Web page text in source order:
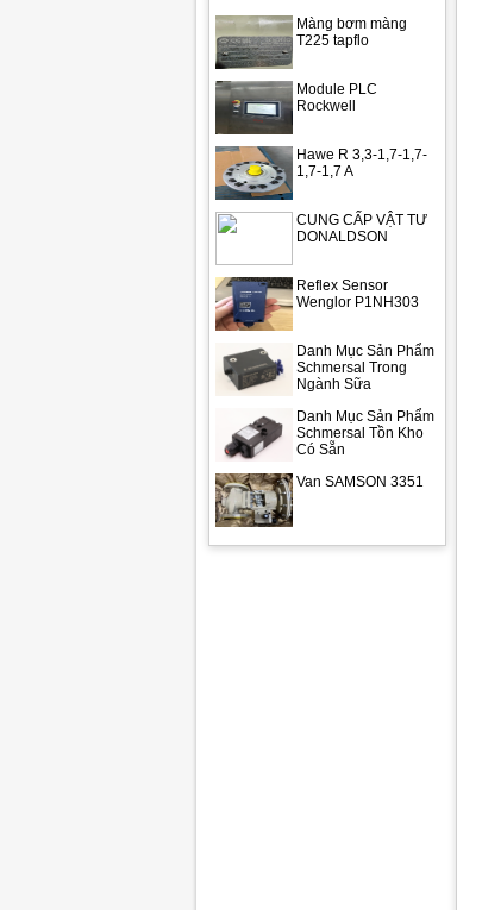
Màng bơm màng
T225 tapflo
Module PLC
Rockwell
Hawe R 3,3-1,7-1,7-
1,7-1,7 A
CUNG CẤP VẬT TƯ
DONALDSON
Reflex Sensor
Wenglor P1NH303
Danh Mục Sản Phẩm
Schmersal Trong
Ngành Sữa
Danh Mục Sản Phẩm
Schmersal Tồn Kho
Có Sẵn
Van SAMSON 3351